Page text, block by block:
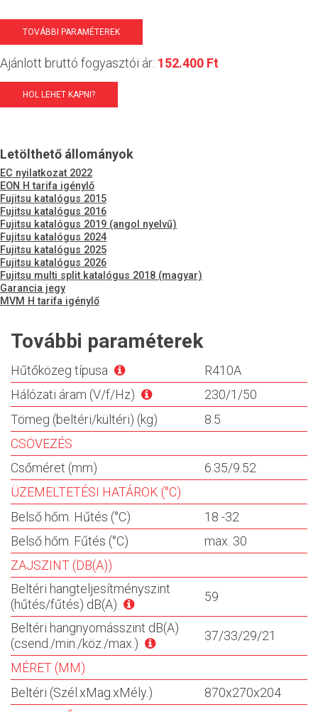
TOVÁBBI PARAMÉTEREK
Ajánlott bruttó fogyasztói ár: 152.400 Ft
HOL LEHET KAPNI?
Letölthető állományok
EC nyilatkozat 2022
EON H tarifa igénylő
Fujitsu katalógus 2015
Fujitsu katalógus 2016
Fujitsu katalógus 2019 (angol nyelvű)
Fujitsu katalógus 2024
Fujitsu katalógus 2025
Fujitsu katalógus 2026
Fujitsu multi split katalógus 2018 (magyar)
Garancia jegy
MVM H tarifa igénylő
További paraméterek
Hűtőközeg típusa
R410A
Hálózati áram (V/f/Hz)
230/1/50
Tömeg (beltéri/kültéri) (kg)
8.5
CSÖVEZÉS
Csőméret (mm)
6.35/9.52
ÜZEMELTETÉSI HATÁROK (°C)
Belső hőm. Hűtés (°C)
18 -32
Belső hőm. Fűtés (°C)
max. 30
ZAJSZINT (DB(A))
Beltéri hangteljesítményszint
(hűtés/fűtés) dB(A)
59
Beltéri hangnyomásszint dB(A)
(csend./min./köz./max.)
37/33/29/21
MÉRET (MM)
Beltéri (Szél.xMag.xMély.)
870x270x204